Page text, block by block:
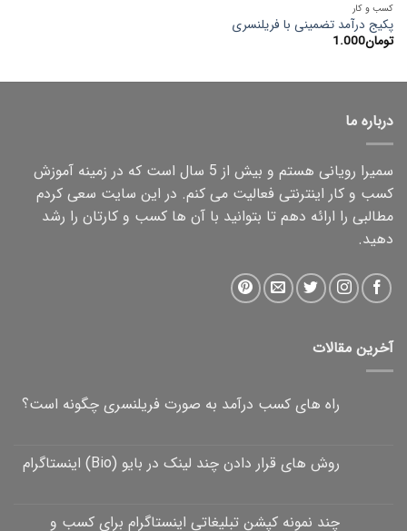
کسب و کار
پکیج درآمد تضمینی با فریلنسری
تومان1.000
درباره ما
سمیرا رویانی هستم و بیش از 5 سال است که در زمینه آموزش
کسب و کار اینترنتی فعالیت می کنم. در این سایت سعی کردم
مطالبی را ارائه دهم تا بتوانید با آن ها کسب و کارتان را رشد
دهید.
آخرین مقالات
راه های کسب درآمد به صورت فریلنسری چگونه است؟
روش های قرار دادن چند لینک در بایو (Bio) اینستاگرام
چند نمونه کپشن تبلیغاتی اینستاگرام برای کسب و